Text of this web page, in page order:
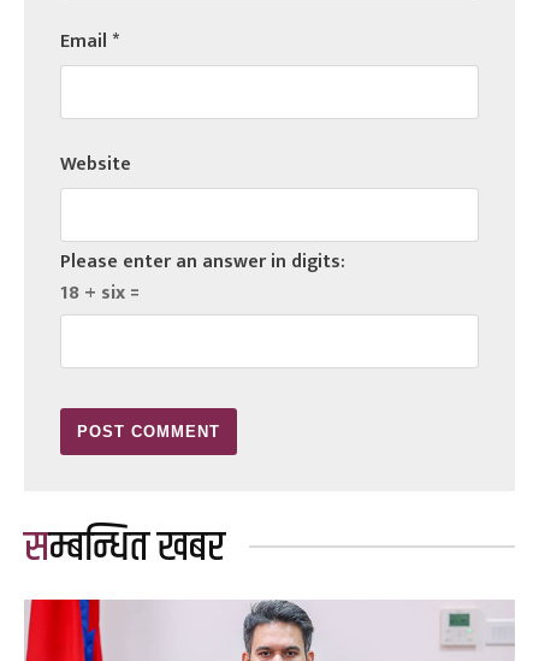
Email*
Website
Please enter an answer in digits:
18 + six =
सम्बन्धित खबर